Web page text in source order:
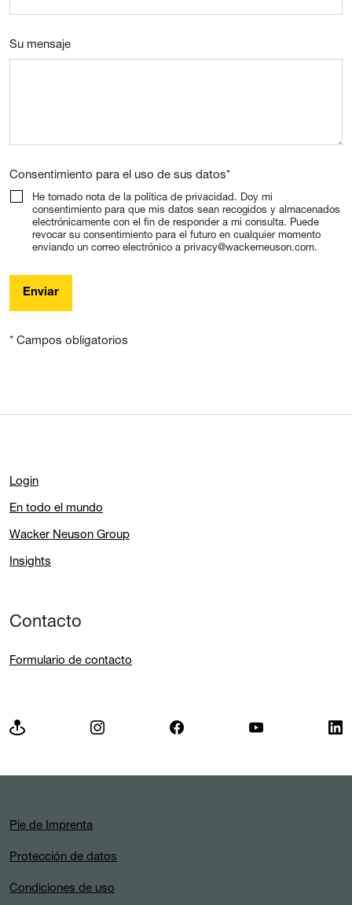
Su mensaje
Consentimiento para el uso de sus datos*
He tomado nota de la política de privacidad. Doy mi
consentimiento para que mis datos sean recogidos y almacenados
electrónicamente con el fin de responder a mi consulta. Puede
revocar su consentimiento para el futuro en cualquier momento
enviando un correo electrónico a privacy@wackerneuson.com.
Enviar
* Campos obligatorios
Login
En todo el mundo
Wacker Neuson Group
Insights
Contacto
Formulario de contacto
Pie de Imprenta
Protección de datos
Condiciones de uso